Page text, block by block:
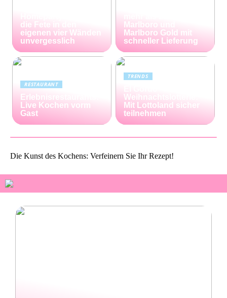
die Fete in den
eigenen vier Wänden
unvergesslich
Marlboro und
Marlboro Gold mit
schneller Lieferung
RESTAURANT
Erlebnisrestaurants:
Live Kochen vorm
Gast
TRENDS
Weihnachtslotterie:
Mit Lottoland sicher
teilnehmen
Die Kunst des Kochens: Verfeinern Sie Ihr Rezept!